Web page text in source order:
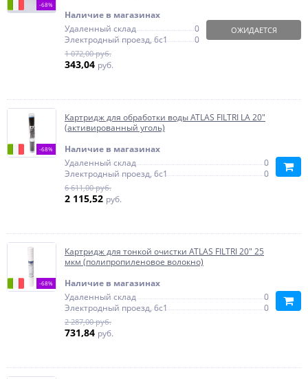
-68%
Наличие в магазинах
Удаленный склад
0
Электродный проезд, 6с1
0
1 072,00 руб.
343,04 руб.
ОЖИДАЕТСЯ
-68%
Картридж для обработки воды ATLAS FILTRI LA 20"
(активированный уголь)
Наличие в магазинах
Удаленный склад
0
Электродный проезд, 6с1
0
6 611,00 руб.
2 115,52 руб.
-68%
Картридж для тонкой очистки ATLAS FILTRI 20" 25
мкм (полипропиленовое волокно)
Наличие в магазинах
Удаленный склад
0
Электродный проезд, 6с1
0
2 287,00 руб.
731,84 руб.